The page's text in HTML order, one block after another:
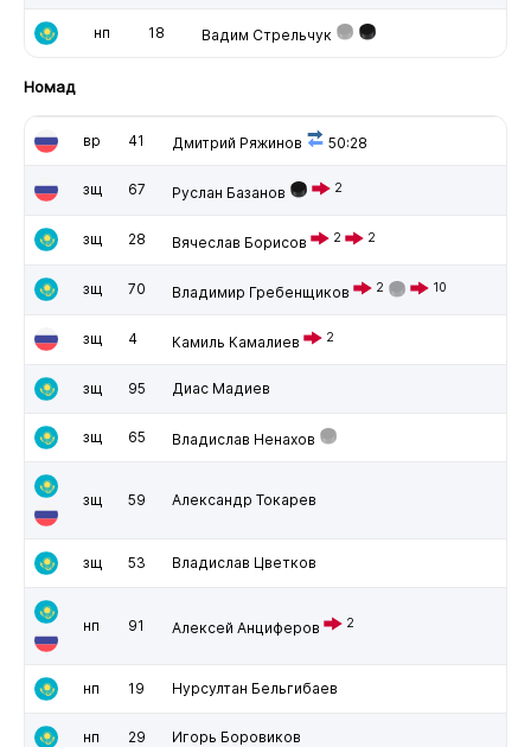
нп 18 Вадим Стрельчук
Номад
вр 41 Дмитрий Ряжинов 50:28
зщ 67 Руслан Базанов 2
зщ 28 Вячеслав Борисов 2 2
зщ 70 Владимир Гребенщиков 2 10
зщ 4 Камиль Камалиев 2
зщ 95 Диас Мадиев
зщ 65 Владислав Ненахов
зщ 59 Александр Токарев
зщ 53 Владислав Цветков
нп 91 Алексей Анциферов 2
нп 19 Нурсултан Бельгибаев
нп 29 Игорь Боровиков